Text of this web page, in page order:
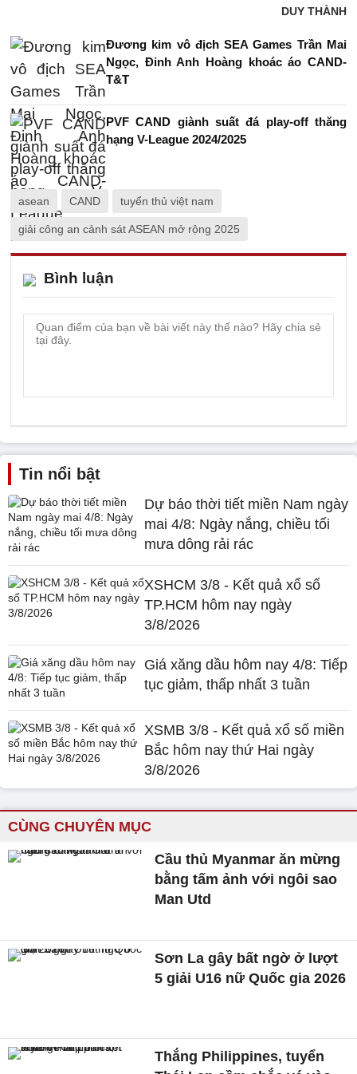
DUY THÀNH
Đương kim vô địch SEA Games Trần Mai
Ngọc, Đinh Anh Hoàng khoác áo CAND-
T&T
PVF CAND giành suất đá play-off thăng
hạng V-League 2024/2025
asean CAND tuyển thủ việt nam
giải công an cảnh sát ASEAN mở rộng 2025
Bình luận
Tin nổi bật
Dự báo thời tiết miền Nam ngày
mai 4/8: Ngày nắng, chiều tối
mưa dông rải rác
XSHCM 3/8 - Kết quả xổ số
TP.HCM hôm nay ngày
3/8/2026
Giá xăng dầu hôm nay 4/8: Tiếp
tục giảm, thấp nhất 3 tuần
XSMB 3/8 - Kết quả xổ số miền
Bắc hôm nay thứ Hai ngày
3/8/2026
CÙNG CHUYÊN MỤC
Cầu thủ Myanmar ăn mừng
bằng tấm ảnh với ngôi sao
Man Utd
Sơn La gây bất ngờ ở lượt
5 giải U16 nữ Quốc gia 2026
Thắng Philippines, tuyển